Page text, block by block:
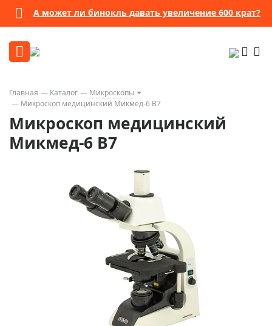
А может ли бинокль давать увеличение 600 крат?
Главная Каталог
Микроскопы
Микроскоп медицинский Микмед-6 В7
Микроскоп медицинский
Микмед-6 В7